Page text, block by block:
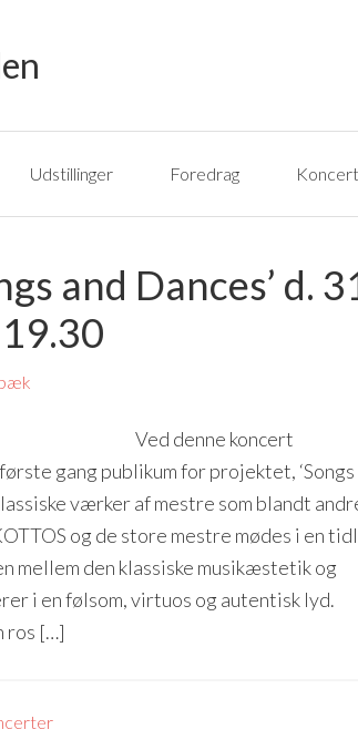
Udstillinger Foredrag
and Dances’ d.
Ved denne koncert
gang publikum for projektet, ‘Songs
værker af mestre som blandt
og de store mestre mødes i en
mellem den klassiske musikæstetik og
i en følsom, virtuos og autentisk lyd.
ros […]